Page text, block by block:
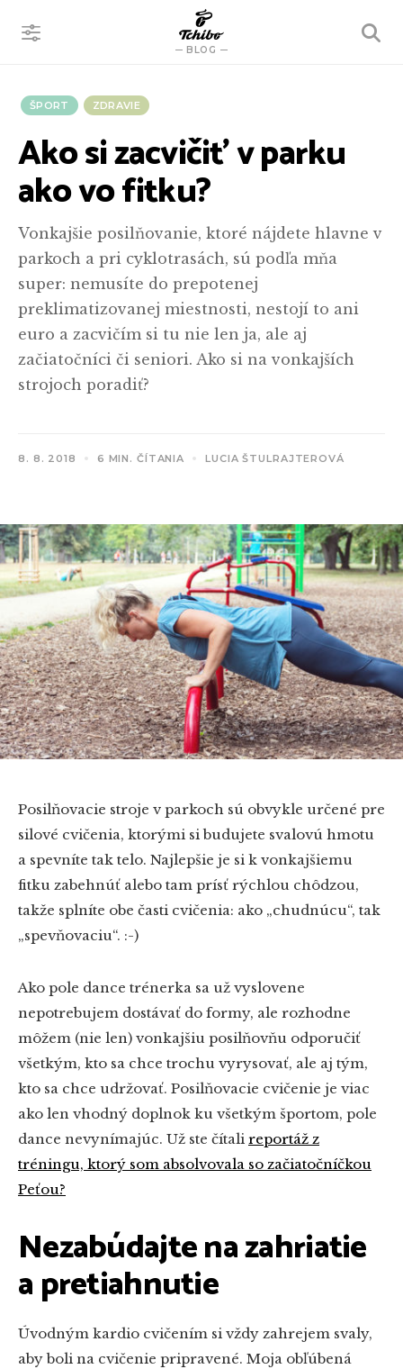
BLOG
VYHĽADÁVANIE
ŠPORT ZDRAVIE
Ako si zacvičiť v parku
ako vo fitku?
Vonkajšie posilňovanie, ktoré nájdete hlavne v
parkoch a pri cyklotrasách, sú podľa mňa
super: nemusíte do prepotenej
preklimatizovanej miestnosti, nestojí to ani
euro a zacvičím si tu nie len ja, ale aj
začiatočníci či seniori. Ako si na vonkajších
strojoch poradiť?
8. 8. 2018 6 MIN. ČÍTANIA LUCIA ŠTULRAJTEROVÁ
Posilňovacie stroje v parkoch sú obvykle určené pre
silové cvičenia, ktorými si budujete svalovú hmotu
a spevníte tak telo. Najlepšie je si k vonkajšiemu
fitku zabehnúť alebo tam prísť rýchlou chôdzou,
takže splníte obe časti cvičenia: ako „chudnúcu“, tak
„spevňovaciu“. :-)
Ako pole dance trénerka sa už vyslovene
nepotrebujem dostávať do formy, ale rozhodne
môžem (nie len) vonkajšiu posilňovňu odporučiť
všetkým, kto sa chce trochu vyrysovať, ale aj tým,
kto sa chce udržovať. Posilňovacie cvičenie je viac
ako len vhodný doplnok ku všetkým športom, pole
dance nevynímajúc. Už ste čítali reportáž z
tréningu, ktorý som absolvovala so začiatočníčkou
Peťou?
Nezabúdajte na zahriatie
a pretiahnutie
Úvodným kardio cvičením si vždy zahrejem svaly,
aby boli na cvičenie pripravené. Moja obľúbená